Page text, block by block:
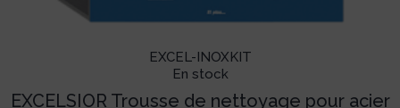
EXCEL-INOXKIT
En stock
EXCELSIOR Trousse de nettoyage pour acier